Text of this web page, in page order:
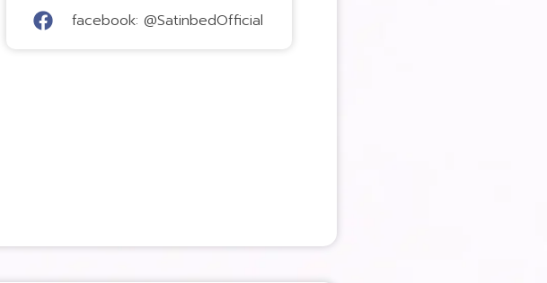
facebook: @SatinbedOfficial